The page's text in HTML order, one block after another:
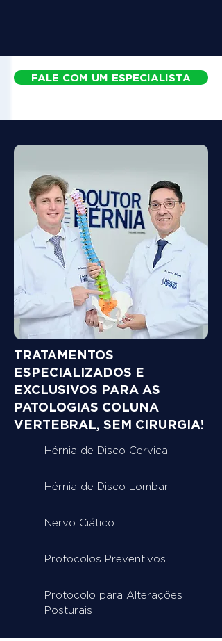
FALE COM UM ESPECIALISTA
TRATAMENTOS
ESPECIALIZADOS E
EXCLUSIVOS PARA AS
PATOLOGIAS COLUNA
VERTEBRAL, SEM CIRURGIA!
Hérnia de Disco Cervical
Hérnia de Disco Lombar
Nervo Ciático
Protocolos Preventivos
Protocolo para Alterações
Posturais